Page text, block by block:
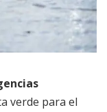
verde para el